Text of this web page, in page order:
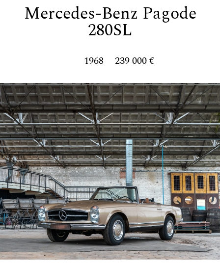
Mercedes-Benz Pagode
280SL
1968 239 000 €